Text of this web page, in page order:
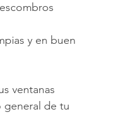
y en buen
ventanas
general de tu